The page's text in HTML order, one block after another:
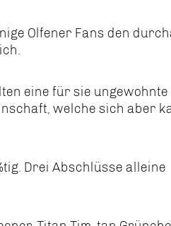
Olfener Fans den
eine für sie ungewohnte
welche sich aber
Drei Abschlüsse alleine